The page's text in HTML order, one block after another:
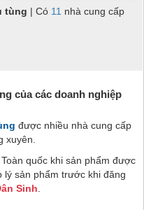
tùng | Có 11 nhà cung cấp
của các doanh nghiệp
được nhiều nhà cung cấp
xuyên.
quốc khi sản phẩm được
sản phẩm trước khi đăng
Sinh.